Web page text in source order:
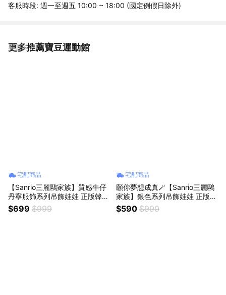
客服時段: 週一至週五 10:00 ~ 18:00 (國定例假日除外)
更多推薦寶豆運動館
看更多
宅配商品
【Sanrio三麗鷗家族】質感牛仔
丹寧服飾系列吊飾娃娃 正版韓國
限定款 大耳狗巧克貓凱蒂貓hello
kitty布丁狗美樂蒂酷洛米人魚漢
$699 $999
宅配商品
願你夢想成真🪄【Sanrio三麗鷗
家族】銀色系列吊飾娃娃 正版韓
國限定款 美樂蒂 大耳狗 庫洛米
帕恰狗 凱蒂貓hello kitty 布丁狗
$590 $990